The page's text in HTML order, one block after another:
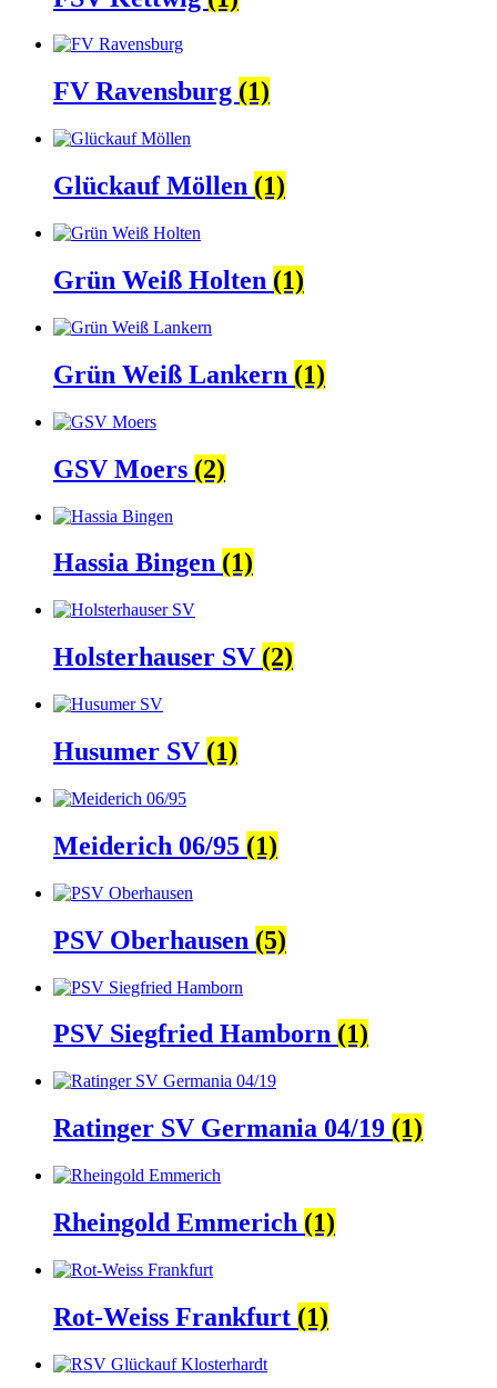
FV Ravensburg (1)
Glückauf Möllen (1)
Grün Weiß Holten (1)
Grün Weiß Lankern (1)
GSV Moers (2)
Hassia Bingen (1)
Holsterhauser SV (2)
Husumer SV (1)
Meiderich 06/95 (1)
PSV Oberhausen (5)
PSV Siegfried Hamborn (1)
Ratinger SV Germania 04/19 (1)
Rheingold Emmerich (1)
Rot-Weiss Frankfurt (1)